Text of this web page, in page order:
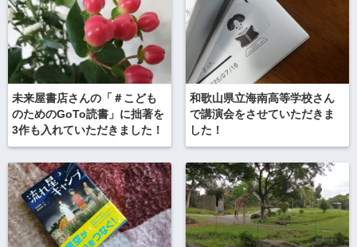
未来屋書店さんの「＃こども
のためのGoTo読書」に拙著を
3作も入れていただきました！
和歌山県立海南高等学校さん
で講演会をさせていただきま
した！